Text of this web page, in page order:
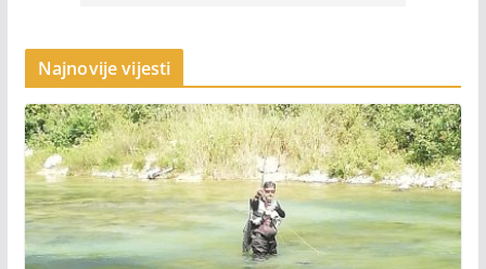
Najnovije vijesti